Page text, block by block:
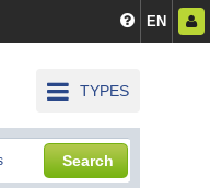
EN
TYPES
Search